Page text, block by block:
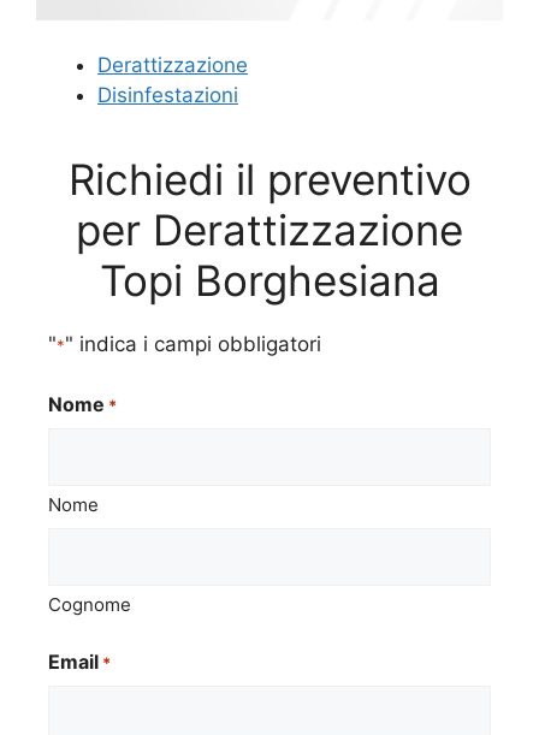
Derattizzazione
Disinfestazioni
Richiedi il preventivo
per Derattizzazione
Topi Borghesiana
"*" indica i campi obbligatori
Nome *
Nome
Cognome
Email *